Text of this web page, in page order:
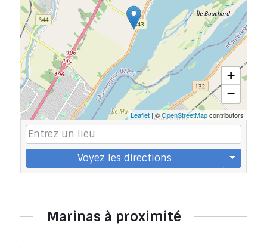
+
−
Leaflet | ©OpenStreetMapcontributors
Voyez les directions
Marinas à proximité